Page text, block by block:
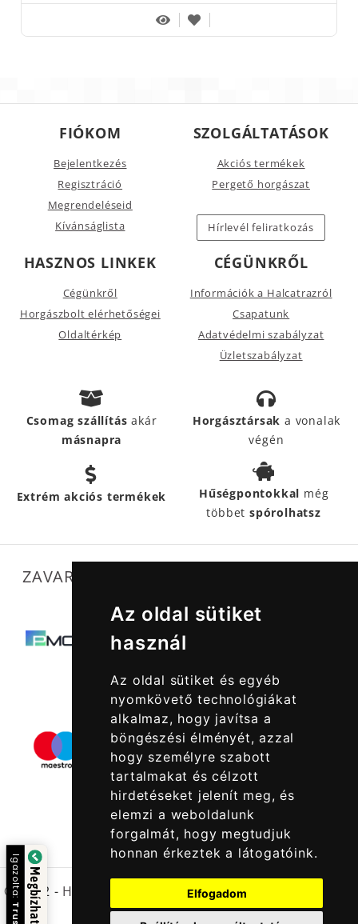
Az oldal sütiket
használ
Az oldal sütiket és egyéb
nyomkövető technológiákat
alkalmaz, hogy javítsa a
böngészési élményét, azzal
hogy személyre szabott
tartalmakat és célzott
hirdetéseket jelenít meg, és
elemzi a weboldalunk
forgalmát, hogy megtudjuk
honnan érkeztek a látogatóink.
Elfogadom
FIÓKOM
Bejelentkezés
Regisztráció
Megrendeléseid
Kívánságlista
SZOLGÁLTATÁSOK
Akciós termékek
Pergető horgászat
Hírlevél feliratkozás
HASZNOS LINKEK
Cégünkről
Horgászbolt elérhetőségei
Oldaltérkép
CÉGÜNKRŐL
Információk a Halcatrazról
Csapatunk
Adatvédelmi szabályzat
Üzletszabályzat
Csomag szállításakár
másnapra
Horgásztársak a vonalak
végén
Extrém akciós termékek Hűségpontokkal még
többetspórolhatsz
ZAVARTALAN MŰKÖDÉSÜNKET SEGÍTIK
© 2022 - Halcatraz Kft.
Igazolta: